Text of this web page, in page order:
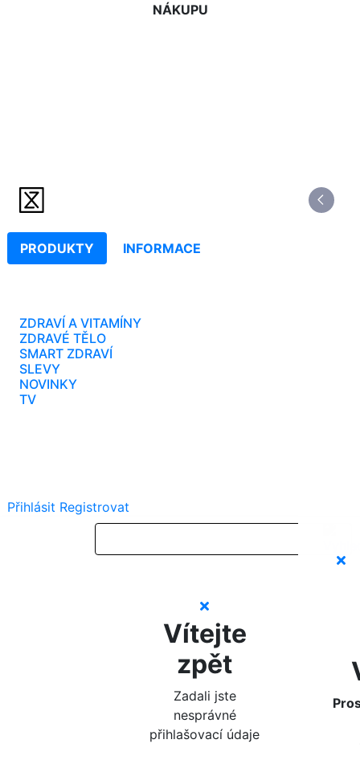
NÁKUPU
PRODUKTY INFORMACE
ZDRAVÍ A VITAMÍNY
ZDRAVÉ TĚLO
SMART ZDRAVÍ
SLEVY
NOVINKY
TV
Přihlásit Registrovat
Vítejte
zpět
Zadali jste
nesprávné
přihlašovací údaje